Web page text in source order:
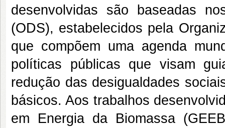
desenvolvidas são baseadas
(ODS), estabelecidos pela
que compõem uma agenda
políticas públicas que visam
redução das desigualdades
básicos. Aos trabalhos
em Energia da Biomassa